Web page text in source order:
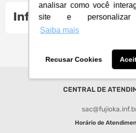
analisar como você
site e personalizar
Saiba mais
Recusar Cookies
Informações Técnicas
CENTRAL DE
Horário de